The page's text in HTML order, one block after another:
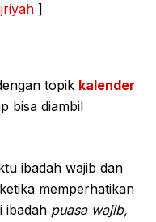
]
topik kalender
bisa diambil
ibadah wajib dan
memperhatikan
ibadah puasa wajib,